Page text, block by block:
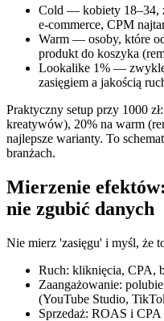
Cold — kobiety 18–34,
e‑commerce, CPM
Warm — osoby, które
produkt do koszyka
Lookalike 1% —
zasięgiem a jakością
Praktyczny setup przy 1000
kreatywów), 20% na warm
najlepsze warianty. To
branżach.
Mierzenie
nie zgubić danych
Nie mierz 'zasięgu' i myśl, że
Ruch: kliknięcia, CPA,
Zaangażowanie:
(YouTube Studio,
Sprzedaż: ROAS i